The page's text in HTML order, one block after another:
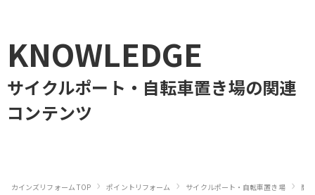
KNOWLEDGE
サイクルポート・自転車置き場の関連
コンテンツ
カインズリフォーム TOP › ポイントリフォーム › サイクルポート・自転車置き場 › 商